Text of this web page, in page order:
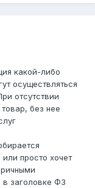
какой-либо
осуществляться
отсутствии
без нее
просто хочет
заголовке ФЗ